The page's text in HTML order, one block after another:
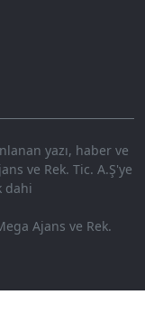
yazı, haber ve
ve Rek. Tic. A.Ş'ye
dahi
Ajans ve Rek.